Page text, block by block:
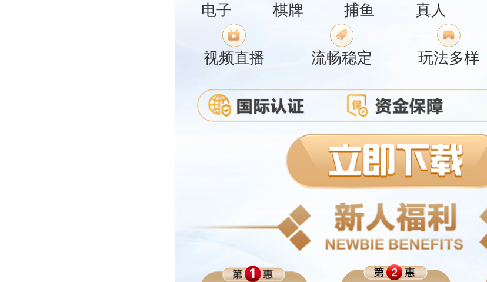
电子 棋牌 捕鱼 真人
视频直播 流畅稳定 玩法多样